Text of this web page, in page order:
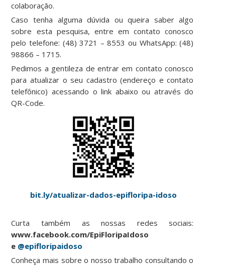
colaboração.
Caso tenha alguma dúvida ou queira saber algo
sobre esta pesquisa, entre em contato conosco
pelo telefone: (48) 3721 – 8553 ou WhatsApp: (48)
98866 – 1715.
Pedimos a gentileza de entrar em contato conosco
para atualizar o seu cadastro (endereço e contato
telefônico) acessando o link abaixo ou através do
QR-Code.
bit.ly/atualizar-dados-epifloripa-idoso
Curta também as nossas redes sociais:
www.facebook.com/EpiFloripaIdoso
e @epifloripaidoso
Conheça mais sobre o nosso trabalho consultando o